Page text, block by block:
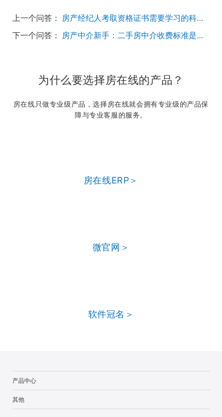
上一个问答：
房产经纪人考取资格证书需要学习的科目有哪些？
下一个问答：
房产中介新手：二手房中介收费标准是什么样？应该收取多少费用？
为什么要选择房在线的产品？
房在线只做专业级产品，选择房在线就会拥有专业级的产品保
障与专业客服的服务。
房在线ERP＞
微官网＞
软件冠名＞
产品中心
其他